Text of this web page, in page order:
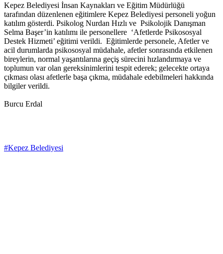
Kepez Belediyesi İnsan Kaynakları ve Eğitim Müdürlüğü
tarafından düzenlenen eğitimlere Kepez Belediyesi personeli yoğun
katılım gösterdi. Psikolog Nurdan Hızlı ve Psikolojik Danışman
Selma Başer’in katılımı ile personellere ‘Afetlerde Psikososyal
Destek Hizmeti’ eğitimi verildi. Eğitimlerde personele, Afetler ve
acil durumlarda psikososyal müdahale, afetler sonrasında etkilenen
bireylerin, normal yaşantılarına geçiş sürecini hızlandırmaya ve
toplumun var olan gereksinimlerini tespit ederek; gelecekte ortaya
çıkması olası afetlerle başa çıkma, müdahale edebilmeleri hakkında
bilgiler verildi.
Burcu Erdal
#Kepez Belediyesi